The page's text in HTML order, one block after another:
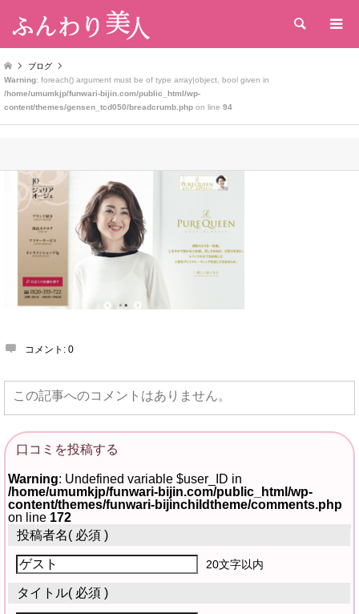
検索
ブログ
Warning: foreach() argument must be of type array|object, bool given in
/home/umumkjp/funwari-bijin.com/public_html/wp-
content/themes/gensen_tcd050/breadcrumb.php on line 94
コメント: 0
この記事へのコメントはありません。
口コミを投稿する
Warning : Undefined variable $user_ID in
/home/umumkjp/funwari-bijin.com/public_html/wp-
content/themes/funwari-bijinchildtheme/comments.php
on line 172
投稿者名( 必須 )
20文字以内
タイトル( 必須 )